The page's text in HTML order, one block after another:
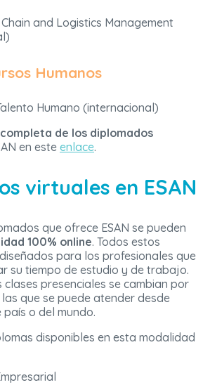
and Logistics Management
Humanos
Humano (internacional)
de los diplomados
en esteenlace.
virtuales en ESAN
que ofrece ESAN se pueden
100% online. Todos estos
para los profesionales que
su tiempo de estudio y de trabajo.
clases presenciales se cambian por
que se puede atender desde
o del mundo.
disponibles en esta modalidad